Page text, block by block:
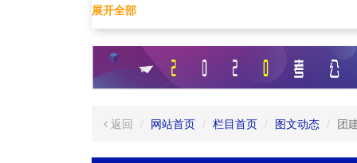
展开全部
返回 网站首页 栏目首页 图文动态 团